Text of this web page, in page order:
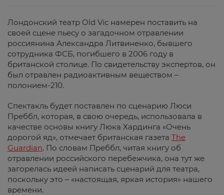
Лондонский театр Old Vic намерен поставить на
своей сцене пьесу о загадочном отравлении
россиянина Александра Литвиненко, бывшего
сотрудника ФСБ, погибшего в 2006 году в
британской столице. По свидетельству экспертов, он
был отравлен радиоактивным веществом –
полонием-210.
Спектакль будет поставлен по сценарию Люси
Преббл, которая, в свою очередь, использовала в
качестве основы книгу Люка Хардинга «Очень
дорогой яд», отмечает британская газета The
Guardian. По словам Преббл, читая книгу об
отравлении российского перебежчика, она тут же
загорелась идеей написать сценарий для театра,
поскольку это – «настоящая, яркая история» нашего
времени.